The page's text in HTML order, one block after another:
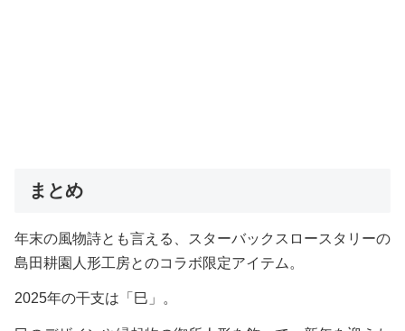
まとめ
年末の風物詩とも言える、スターバックスロースタリーの
島田耕園人形工房とのコラボ限定アイテム。
2025年の干支は「巳」。